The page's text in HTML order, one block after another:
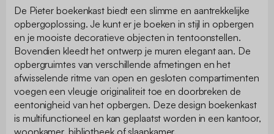
De Pieter boekenkast biedt een slimme en aantrekkelijke
opbergoplossing. Je kunt er je boeken in stijl in opbergen
en je mooiste decoratieve objecten in tentoonstellen.
Bovendien kleedt het ontwerp je muren elegant aan. De
opbergruimtes van verschillende afmetingen en het
afwisselende ritme van open en gesloten compartimenten
voegen een vleugje originaliteit toe en doorbreken de
eentonigheid van het opbergen. Deze design boekenkast
is multifunctioneel en kan geplaatst worden in een kantoor,
woonkamer, bibliotheek of slaapkamer.